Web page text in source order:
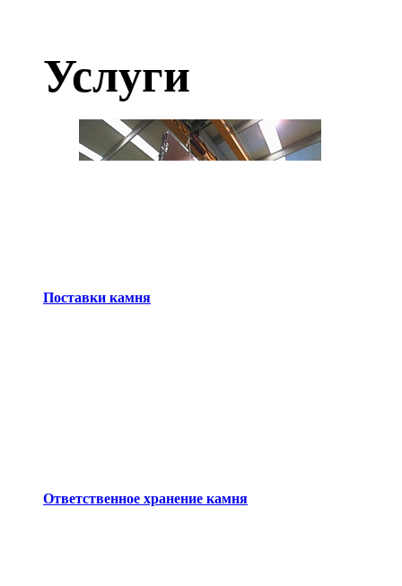
Услуги
Поставки камня
Ответственное хранение камня